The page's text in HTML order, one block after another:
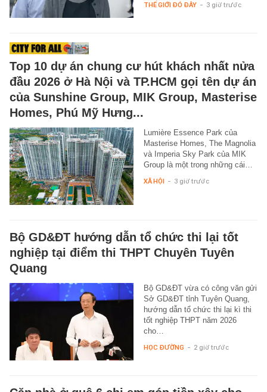
THẾ GIỚI ĐÓ ĐÂY - 3 giờ trước
Top 10 dự án chung cư hút khách nhất nửa
đầu 2026 ở Hà Nội và TP.HCM gọi tên dự án
của Sunshine Group, MIK Group, Masterise
Homes, Phú Mỹ Hưng...
Lumière Essence Park của
Masterise Homes, The Magnolia
và Imperia Sky Park của MIK
Group là một trong những cái…
XÃ HỘI - 3 giờ trước
Bộ GD&ĐT hướng dẫn tổ chức thi lại tốt
nghiệp tại điểm thi THPT Chuyên Tuyên
Quang
Bộ GD&ĐT vừa có công văn gửi
Sở GD&ĐT tỉnh Tuyên Quang,
hướng dẫn tổ chức thi lại kì thi
tốt nghiệp THPT năm 2026
cho…
HỌC ĐƯỜNG - 2 giờ trước